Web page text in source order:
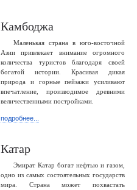
Камбоджа
Маленькая страна в юго-восточной
Азии привлекает внимание огромного
количества туристов благодаря своей
богатой истории. Красивая дикая
природа и горные пейзажи усиливают
впечатление, производимое древними
величественными постройками.
подробнее...
Катар
Эмират Катар богат нефтью и газом,
одно из самых состоятельных государств
мира. Страна может похвастать